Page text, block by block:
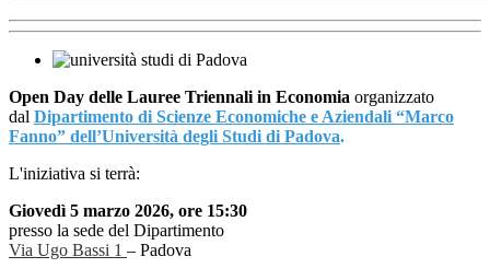
Open Day delle Lauree Triennali in Economia organizzato
dal Dipartimento di Scienze Economiche e Aziendali “Marco
Fanno” dell’Università degli Studi di Padova.
L'iniziativa si terrà:
Giovedì 5 marzo 2026, ore 15:30
presso la sede del Dipartimento
Via Ugo Bassi 1 – Padova